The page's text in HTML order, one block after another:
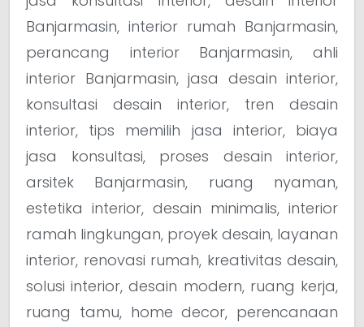
Banjarmasin, interior rumah Banjarmasin,
perancang interior Banjarmasin, ahli
interior Banjarmasin, jasa desain interior,
konsultasi desain interior, tren desain
interior, tips memilih jasa interior, biaya
jasa konsultasi, proses desain interior,
arsitek Banjarmasin, ruang nyaman,
estetika interior, desain minimalis, interior
ramah lingkungan, proyek desain, layanan
interior, renovasi rumah, kreativitas desain,
solusi interior, desain modern, ruang kerja,
ruang tamu, home decor, perencanaan